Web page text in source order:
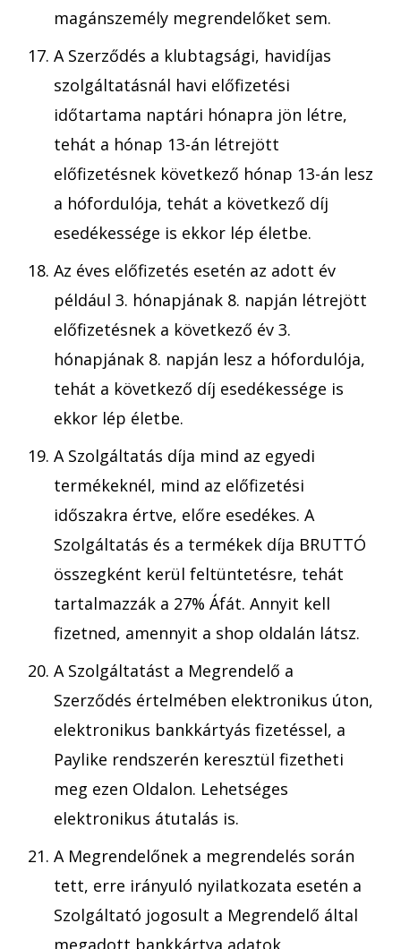
magánszemély megrendelőket sem.
A Szerződés a klubtagsági, havidíjas
szolgáltatásnál havi előfizetési
időtartama naptári hónapra jön létre,
tehát a hónap 13-án létrejött
előfizetésnek következő hónap 13-án lesz
a hófordulója, tehát a következő díj
esedékessége is ekkor lép életbe.
Az éves előfizetés esetén az adott év
például 3. hónapjának 8. napján létrejött
előfizetésnek a következő év 3.
hónapjának 8. napján lesz a hófordulója,
tehát a következő díj esedékessége is
ekkor lép életbe.
A Szolgáltatás díja mind az egyedi
termékeknél, mind az előfizetési
időszakra értve, előre esedékes. A
Szolgáltatás és a termékek díja BRUTTÓ
összegként kerül feltüntetésre, tehát
tartalmazzák a 27% Áfát. Annyit kell
fizetned, amennyit a shop oldalán látsz.
A Szolgáltatást a Megrendelő a
Szerződés értelmében elektronikus úton,
elektronikus bankkártyás fizetéssel, a
Paylike rendszerén keresztül fizetheti
meg ezen Oldalon. Lehetséges
elektronikus átutalás is.
A Megrendelőnek a megrendelés során
tett, erre irányuló nyilatkozata esetén a
Szolgáltató jogosult a Megrendelő által
megadott bankkártya adatok